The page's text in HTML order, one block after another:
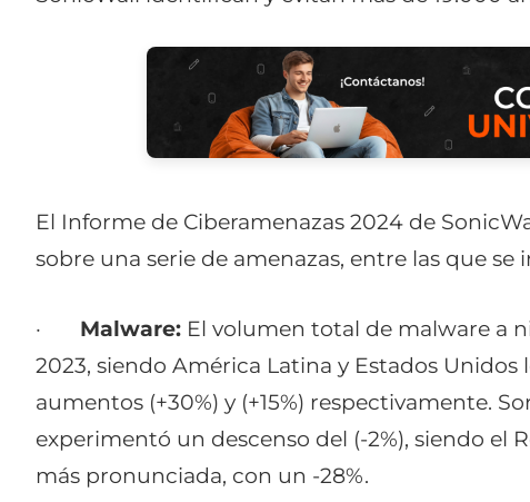
El Informe de Ciberamenazas 2024 de
sobre una serie de amenazas, entre las que se
· Malware: El volumen total de malware a
2023, siendo América Latina y Estados
aumentos (+30%) y (+15%) respectivamente.
experimentó un descenso del (-2%), siendo el
más pronunciada, con un -28%.